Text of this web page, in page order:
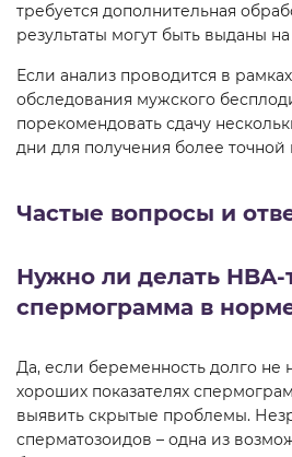
требуется дополнительная
результаты могут быть выданы
Если анализ проводится в
обследования мужского
порекомендовать сдачу
дни для получения более точной
Частые вопросы и
Нужно ли делать HBA-
спермограмма в
Да, если беременность долго не
хороших показателях
выявить скрытые проблемы.
сперматозоидов – одна из